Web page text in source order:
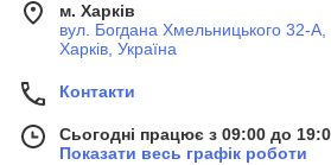
м. Харків
вул. Богдана Хмельницького 32-
Харків, Україна
Контакти
Сьогодні працює з 09:00 до
Показати весь графік роботи